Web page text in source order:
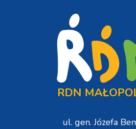
RDN
ul. gen. Józefa